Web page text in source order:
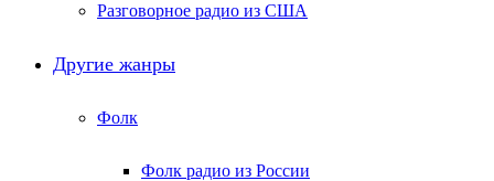
Разговорное радио из США
Другие жанры
Фолк
Фолк радио из России